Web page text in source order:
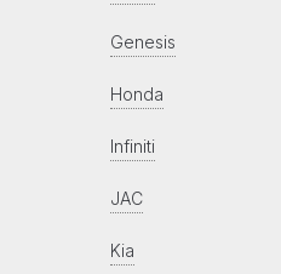
Genesis
Honda
Infiniti
JAC
Kia